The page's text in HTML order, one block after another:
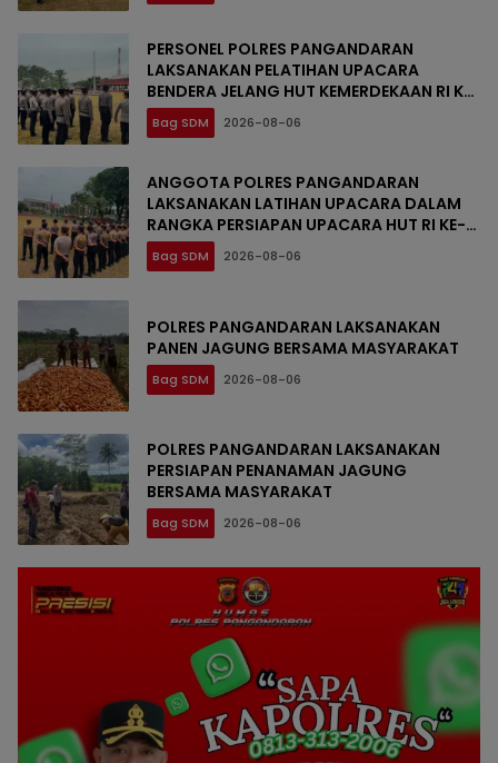
PERSONEL POLRES PANGANDARAN
LAKSANAKAN PELATIHAN UPACARA
BENDERA JELANG HUT KEMERDEKAAN RI KE-
81Bag SDM 2026-08-06
ANGGOTA POLRES PANGANDARAN
LAKSANAKAN LATIHAN UPACARA DALAM
RANGKA PERSIAPAN UPACARA HUT RI KE-
81Bag SDM 2026-08-06
POLRES PANGANDARAN LAKSANAKAN
PANEN JAGUNG BERSAMA MASYARAKAT
Bag SDM 2026-08-06
POLRES PANGANDARAN LAKSANAKAN
PERSIAPAN PENANAMAN JAGUNG
BERSAMA MASYARAKAT
Bag SDM 2026-08-06